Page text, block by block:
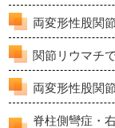
両変形性股関
関節リウマチ
両変形性股関
脊柱側彎症・